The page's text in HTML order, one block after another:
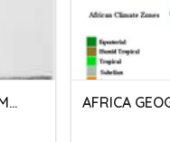
Paises Que Intervinieron En Mexico AFRICA